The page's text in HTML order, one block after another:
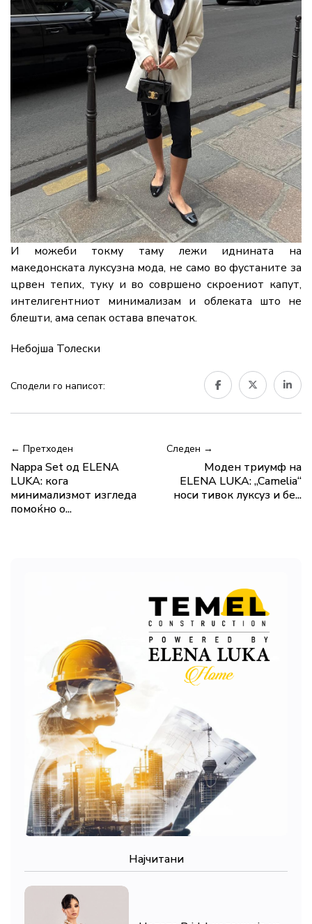
И можеби токму таму лежи иднината на
македонската луксузна мода, не само во фустаните за
црвен тепих, туку и во совршено скроениот капут,
интелигентниот минимализам и облеката што не
блешти, ама сепак остава впечаток.
Небојша Толески
Сподели го написот:
← Претходен
Nappa Set од ELENA
LUKA: кога
минимализмот изгледа
помоќно о...
Следен →
Моден триумф на
ELENA LUKA: „Camelia“
носи тивок луксуз и бе...
Најчитани